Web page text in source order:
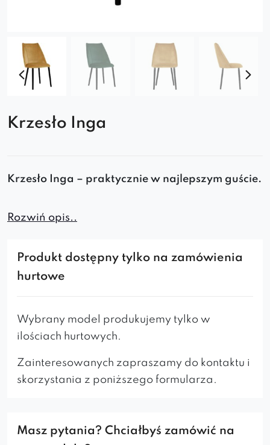
Krzesło Inga
Krzesło Inga – praktycznie w najlepszym guście.
Jego forma predestynuje do umieszczenia we
pokojach, salonach i jadalniach, jak i miejscach
publicznych: klubach, kawiarniach, gabinetach,
profilowane oparcie tego tapicerowanego
krzesła zapewnia
wspaniałe oparcie
gwarancjistabilnościiwytrzymałościproduktu
przez długie lata. Warto sprawdzić bogatą
według własnych marzeń i oczekiwań.
Rozwiń opis..
Produkt dostępny tylko na zamówienia
hurtowe
Wybrany model produkujemy tylko w
ilościach hurtowych.
Zainteresowanych zapraszamy do kontaktu i
skorzystania z poniższego formularza.
Masz pytania? Chciałbyś zamówić na